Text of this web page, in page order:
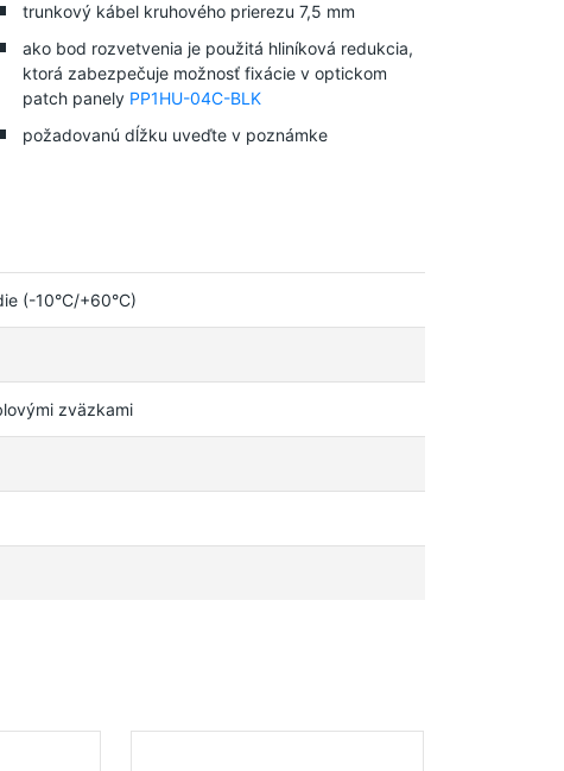
trunkový kábel kruhového prierezu 7,5 mm
ako bod rozvetvenia je použitá hliníková redukcia,
ktorá zabezpečuje možnosť fixácie v optickom
patch panely PP1HU-04C-BLK
požadovanú dĺžku uveďte v poznámke
(-10°C/+60°C)
zväzkami